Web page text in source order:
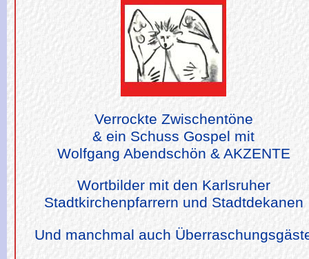
Verrockte Zwischentöne
& ein Schuss Gospel mit
Wolfgang Abendschön & AKZENTE
Wortbilder mit den Karlsruher
Stadtkirchenpfarrern und Stadtdekanen
Und manchmal auch